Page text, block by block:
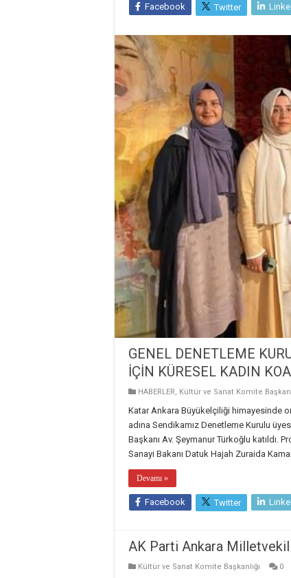
Facebook Twitter
GENEL DENETLEME
İÇİN KÜRESEL KADIN
HABERLER, Kültür ve Sanat Komite
Katar Ankara Büyükelçiliği himayesinde
adına Sendikamız Denetleme Kurulu
Başkanı Av. Şeymanur Türkoğlu katıldı.
Sanayi Bakanı Datuk Hajah Zuraida
Devamı »
Facebook Twitter
AK Parti Ankara
Kültür ve Sanat Komite Başkanlığı 0